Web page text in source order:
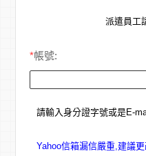
派遣員工
*帳號:
請輸入身分證字號或是E-
Yahoo信箱漏信嚴重,建議